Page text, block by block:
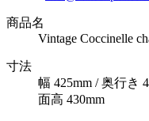
商品名
Vintage Coccinelle
寸法
幅 425mm / 奥行き
面高 430mm